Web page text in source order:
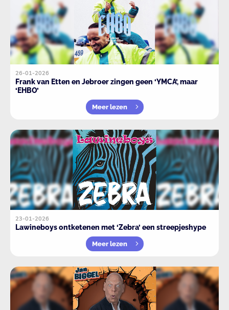
26-01-2026
Frank van Etten en Jebroer zingen geen ‘YMCA’, maar
‘EHBO’
Meer lezen
23-01-2026
Lawineboys ontketenen met ‘Zebra’ een streepjeshype
Meer lezen